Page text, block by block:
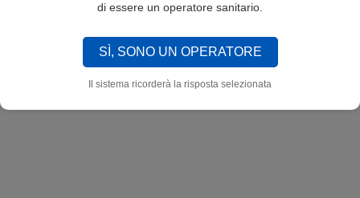
di essere un operatore sanitario.
SÌ, SONO UN OPERATORE
Il sistema ricorderà la risposta selezionata